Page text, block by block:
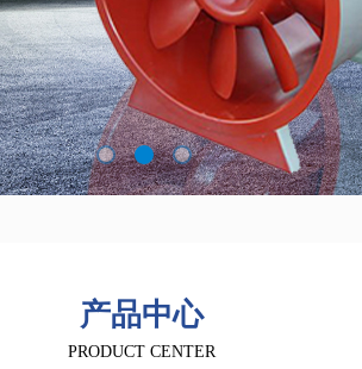
产品中心
PRODUCT CENTER